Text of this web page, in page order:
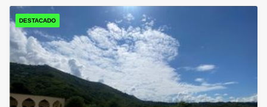
DESTACADO